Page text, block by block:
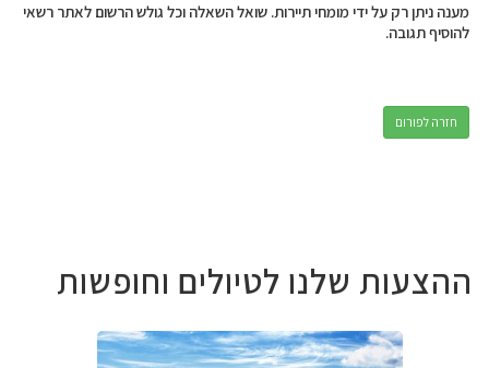
מענה ניתן רק על ידי מומחי תיירות. שואל השאלה וכל גולש הרשום לאתר רשאי
להוסיף תגובה.
חזרה לפורום
ההצעות שלנו לטיולים וחופשות